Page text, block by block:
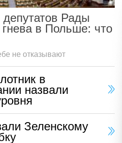
Рады
в Польше: что
не отказывают
в
назвали
Зеленскому